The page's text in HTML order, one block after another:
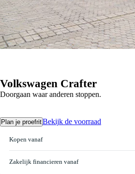
Volkswagen Crafter
Doorgaan waar anderen stoppen.
Plan je proefritBekijk de voorraad
Kopen vanaf
Zakelijk financieren vanaf